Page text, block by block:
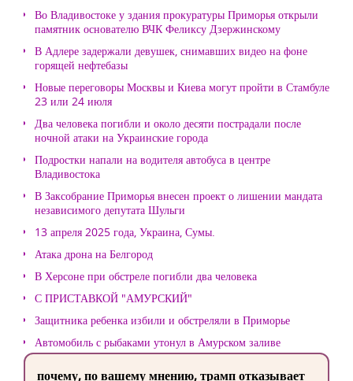
Во Владивостоке у здания прокуратуры Приморья открыли
памятник основателю ВЧК Феликсу Дзержинскому
В Адлере задержали девушек, снимавших видео на фоне
горящей нефтебазы
Новые переговоры Москвы и Киева могут пройти в Стамбуле
23 или 24 июля
Два человека погибли и около десяти пострадали после
ночной атаки на Украинские города
Подростки напали на водителя автобуса в центре
Владивостока
В Заксобрание Приморья внесен проект о лишении мандата
независимого депутата Шульги
13 апреля 2025 года, Украина, Сумы.
Атака дрона на Белгород
В Херсоне при обстреле погибли два человека
С ПРИСТАВКОЙ "АМУРСКИЙ"
Защитника ребенка избили и обстреляли в Приморье
Автомобиль с рыбаками утонул в Амурском заливе
почему, по вашему мнению, трамп отказывает